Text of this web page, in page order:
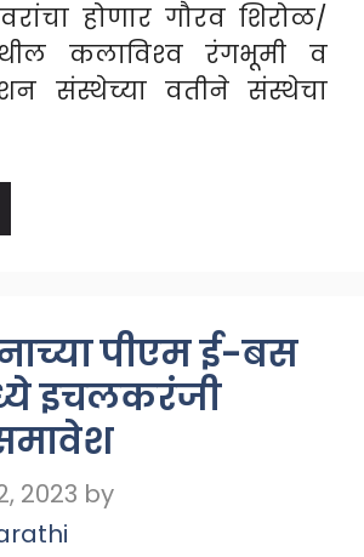
होणार गौरव शिरोळ/
कलाविश्‍व रंगभूमी व
संस्थेच्या वतीने संस्थेचा
पीएम ई-बस
इचलकरंजी
2023 by